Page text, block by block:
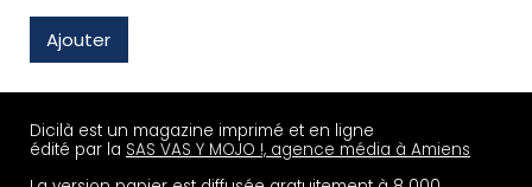
Ajouter
Dicilà est un magazine imprimé et en ligne
édité par la SAS VAS Y MOJO !, agence média à Amiens